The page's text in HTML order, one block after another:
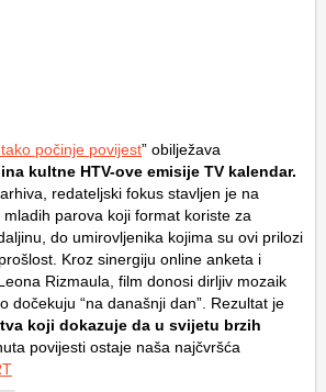
počinje povijest” obilježava
kultne HTV-ove emisije TV kalendar.
redateljski fokus stavljen je na
mladih parova koji format koriste za
do umirovljenika kojima su ovi prilozi
Kroz sinergiju online anketa i
Rizmaula, film donosi dirljiv mozaik
dočekuju “na današnji dan”. Rezultat je
koji dokazuje da u svijetu brzih
povijesti ostaje naša najčvršća